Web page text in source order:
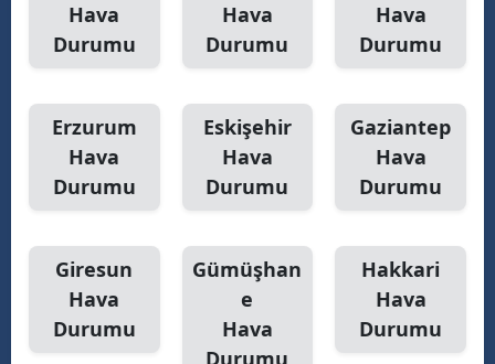
Karabük
Osmaniye
Düzce
Hava
Durumu
Hava
Durumu
Hava
Durumu
Erzurum
Hava
Durumu
Eskişehir
Hava
Durumu
Gaziantep
Hava
Durumu
Giresun
Hava
Durumu
Gümüşhan
e
Hava
Hakkari
Hava
Durumu